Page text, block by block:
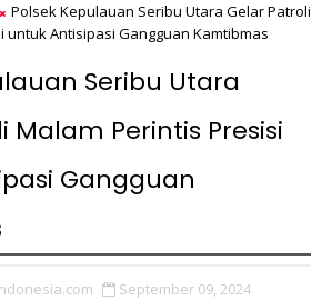
Polsek Kepulauan Seribu Utara Gelar Patroli
untuk Antisipasi Gangguan Kamtibmas
Seribu Utara
Malam Perintis Presisi
Gangguan
September 09, 2024